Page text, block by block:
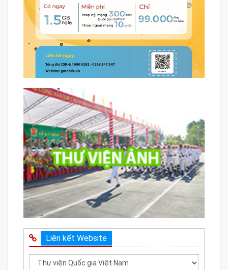
Liên kết Website